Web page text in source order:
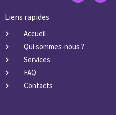
Liens rapides
Accueil
Qui sommes-nous ?
Services
FAQ
Contacts